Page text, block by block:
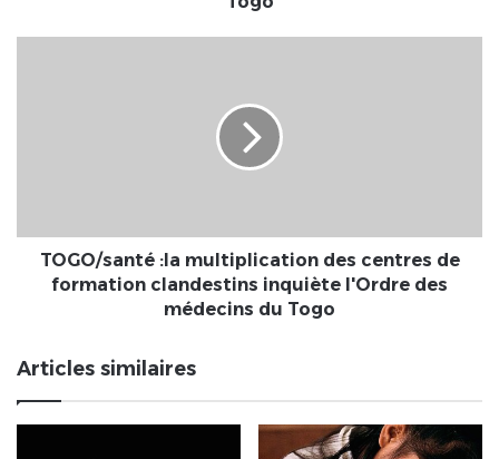
à
l'OrdreTOGO/santé :la multiplication des centres de
formation clandestins inquiète l'Ordre des
médecins du Togo
Articles similaires